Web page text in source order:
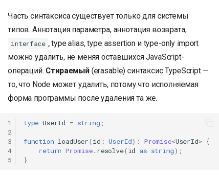
Часть синтаксиса существует только для системы
типов. Аннотация параметра, аннотация возврата,
interface , type alias, type assertion и type-only import
можно удалить, не меняя оставшихся JavaScript-
операций. Стираемый(erasable) синтаксис TypeScript —
то, что Node может удалить, потому что исполняемая
форма программы после удаления та же.
1
2
3
4
5
type UserId = string ;
function loadUser( id : UserId) : Promise<UserId> {
return Promise. resolve( id as string);
}